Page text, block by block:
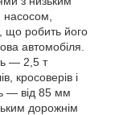
що робить його
автомобіля.
— 2,5 т
кросоверів і
— від 85 мм
дорожнім